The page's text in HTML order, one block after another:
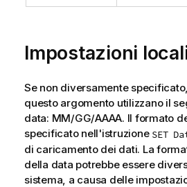
Impostazioni
Se non diversamente
questo argomento utilizzano il
data: MM/GG/AAAA. Il formato
specificato nell'istruzione SET
di caricamento dei dati. La
della data potrebbe essere
sistema, a causa delle